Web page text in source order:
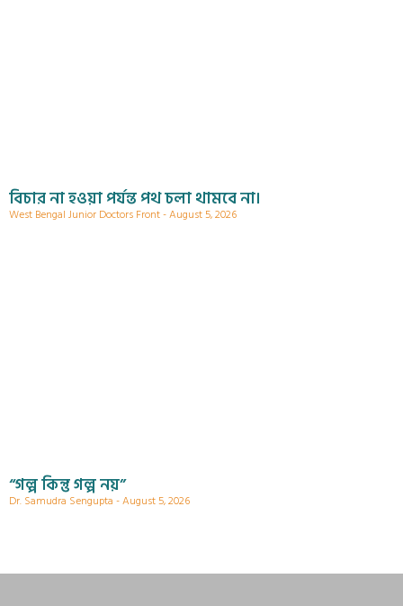
বিচার না হওয়া পর্যন্ত পথ চলা থামবে না।
West Bengal Junior Doctors Front August 5, 2026
“গল্প কিন্তু গল্প নয়”
Dr. Samudra Sengupta August 5, 2026